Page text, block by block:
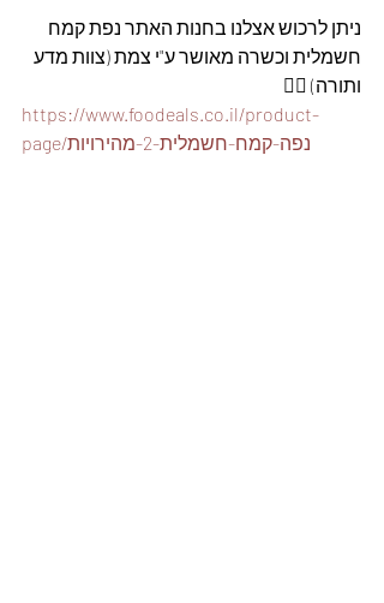
ניתן לרכוש אצלנו בחנות האתר נפת קמח
חשמלית וכשרה מאושר ע"י צמת (צוות מדע
ותורה) 👇🏽
https://www.foodeals.co.il/product-
page/נפה-קמח-חשמלית-2-מהירויות